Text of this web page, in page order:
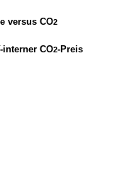
e versus CO2
interner CO2-Preis